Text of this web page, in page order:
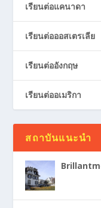
เรียนต่อแคนาดา
เรียนต่อออสเตรเลีย
เรียนต่ออังกฤษ
เรียนต่ออเมริกา
สถาบันแนะนำ